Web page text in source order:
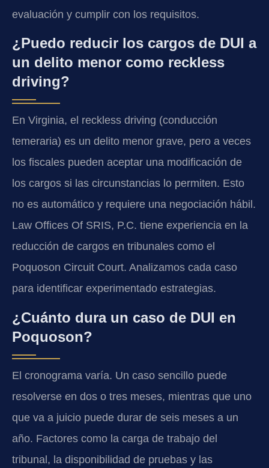
evaluación y cumplir con los requisitos.
¿Puedo reducir los cargos de DUI a
un delito menor como reckless
driving?
En Virginia, el reckless driving (conducción
temeraria) es un delito menor grave, pero a veces
los fiscales pueden aceptar una modificación de
los cargos si las circunstancias lo permiten. Esto
no es automático y requiere una negociación hábil.
Law Offices Of SRIS, P.C. tiene experiencia en la
reducción de cargos en tribunales como el
Poquoson Circuit Court. Analizamos cada caso
para identificar experimentado estrategias.
¿Cuánto dura un caso de DUI en
Poquoson?
El cronograma varía. Un caso sencillo puede
resolverse en dos o tres meses, mientras que uno
que va a juicio puede durar de seis meses a un
año. Factores como la carga de trabajo del
tribunal, la disponibilidad de pruebas y las